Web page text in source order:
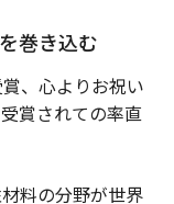
巻き込む
、心よりお祝い
賞されての率直
料の分野が世界